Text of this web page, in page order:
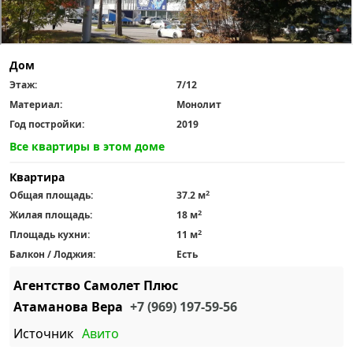
Дом
Этаж:
7/12
Материал:
Монолит
Год постройки:
2019
Все квартиры в этом доме
Квартира
Общая площадь: 37.2 м2
Жилая площадь: 18 м2
Площадь кухни: 11 м2
Балкон / Лоджия: Есть
Агентство Самолет Плюс
Атаманова Вера +7 (969) 197-59-56
Источник Авито